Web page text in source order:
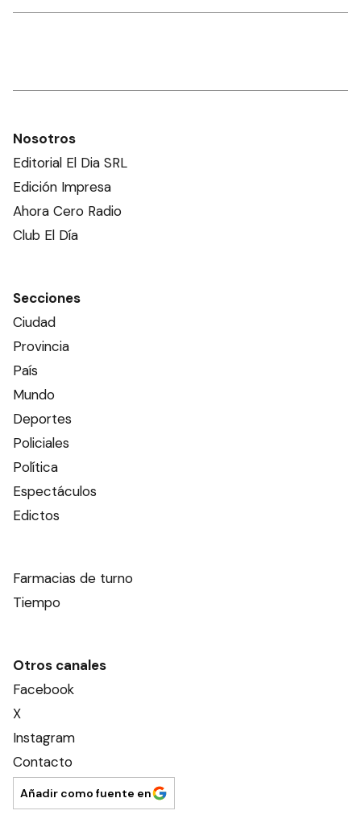
Nosotros
Editorial El Dia SRL
Edición Impresa
Ahora Cero Radio
Club El Día
Secciones
Ciudad
Provincia
País
Mundo
Deportes
Policiales
Política
Espectáculos
Edictos
Farmacias de turno
Tiempo
Otros canales
Facebook
X
Instagram
Contacto
Añadir como fuente en